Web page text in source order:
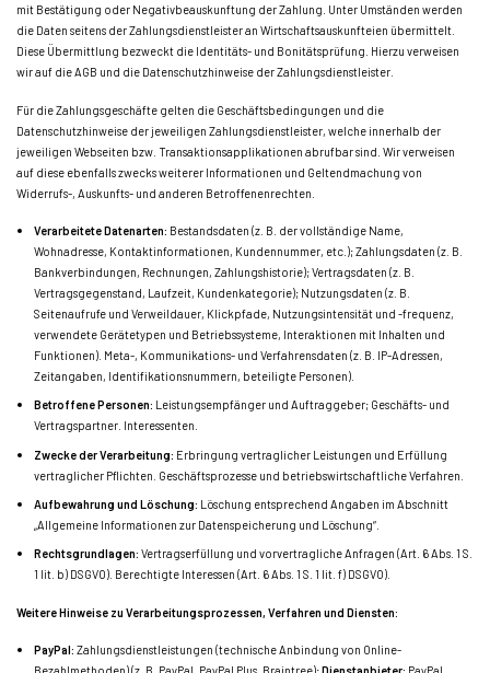
mit Bestätigung oder Negativbeauskunftung der Zahlung. Unter Umständen werden
die Daten seitens der Zahlungsdienstleister an Wirtschaftsauskunfteien übermittelt.
Diese Übermittlung bezweckt die Identitäts- und Bonitätsprüfung. Hierzu verweisen
wir auf die AGB und die Datenschutzhinweise der Zahlungsdienstleister.
Für die Zahlungsgeschäfte gelten die Geschäftsbedingungen und die
Datenschutzhinweise der jeweiligen Zahlungsdienstleister, welche innerhalb der
jeweiligen Webseiten bzw. Transaktionsapplikationen abrufbar sind. Wir verweisen
auf diese ebenfalls zwecks weiterer Informationen und Geltendmachung von
Widerrufs-, Auskunfts- und anderen Betroffenenrechten.
Verarbeitete Datenarten: Bestandsdaten (z. B. der vollständige Name,
Wohnadresse, Kontaktinformationen, Kundennummer, etc.); Zahlungsdaten (z. B.
Bankverbindungen, Rechnungen, Zahlungshistorie); Vertragsdaten (z. B.
Vertragsgegenstand, Laufzeit, Kundenkategorie); Nutzungsdaten (z. B.
Seitenaufrufe und Verweildauer, Klickpfade, Nutzungsintensität und -frequenz,
verwendete Gerätetypen und Betriebssysteme, Interaktionen mit Inhalten und
Funktionen). Meta-, Kommunikations- und Verfahrensdaten (z. B. IP-Adressen,
Zeitangaben, Identifikationsnummern, beteiligte Personen).
Betroffene Personen: Leistungsempfänger und Auftraggeber; Geschäfts- und
Vertragspartner. Interessenten.
Zwecke der Verarbeitung: Erbringung vertraglicher Leistungen und Erfüllung
vertraglicher Pflichten. Geschäftsprozesse und betriebswirtschaftliche Verfahren.
Aufbewahrung und Löschung: Löschung entsprechend Angaben im Abschnitt
„Allgemeine Informationen zur Datenspeicherung und Löschung“.
Rechtsgrundlagen: Vertragserfüllung und vorvertragliche Anfragen (Art. 6 Abs. 1 S.
1 lit. b) DSGVO). Berechtigte Interessen (Art. 6 Abs. 1 S. 1 lit. f) DSGVO).
Weitere Hinweise zu Verarbeitungsprozessen, Verfahren und Diensten:
PayPal: Zahlungsdienstleistungen (technische Anbindung von Online-